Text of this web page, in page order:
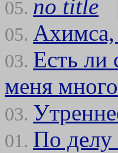
05. no title
05.
03. Есть ли
меня
03.
01. По